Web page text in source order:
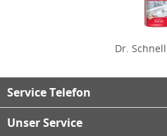
Dr.
Service Telefon
Unser Service